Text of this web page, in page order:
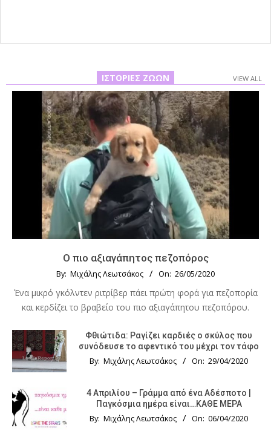
ΙΣΤΟΡΊΕΣ ΖΏΩΝ VIEW ALL
Ο πιο αξιαγάπητος πεζοπόρος
By: Μιχάλης Λεωτσάκος On: 26/05/2020
Ένα μικρό γκόλντεν ριτρίβερ πάει πρώτη φορά για πεζοπορία
και κερδίζει το βραβείο του πιο αξιαγάπητου πεζοπόρου.
Φθιώτιδα: Ραγίζει καρδιές ο σκύλος που
συνόδευσε το αφεντικό του μέχρι τον τάφο
By: Μιχάλης Λεωτσάκος On: 29/04/2020
4 Απριλίου – Γράμμα από ένα Αδέσποτο |
Παγκόσμια ημέρα είναι…ΚΑΘΕ ΜΕΡΑ
By: Μιχάλης Λεωτσάκος On: 06/04/2020